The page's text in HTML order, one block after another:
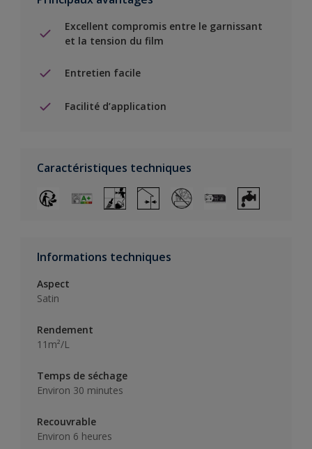
Excellent compromis entre le garnissant
et la tension du film
Entretien facile
Facilité d’application
Caractéristiques techniques
Informations techniques
Aspect
Satin
Rendement
11m²/L
Temps de séchage
Environ 30 minutes
Recouvrable
Environ 6 heures